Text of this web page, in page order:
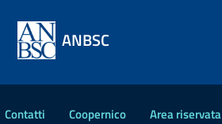
ANBSC
Contatti Coopernico Area riservata